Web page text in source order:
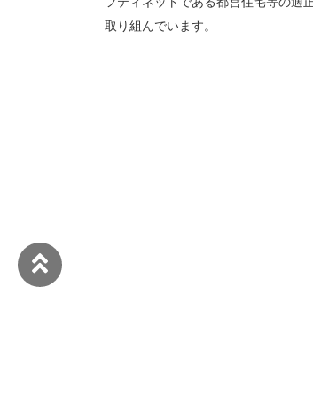
取り組んでいます。